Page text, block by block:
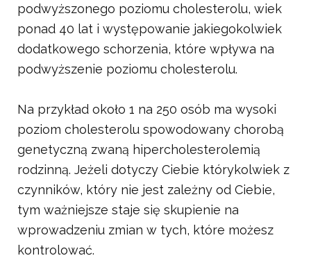
podwyższonego poziomu cholesterolu, wiek
ponad 40 lat i występowanie jakiegokolwiek
dodatkowego schorzenia, które wpływa na
podwyższenie poziomu cholesterolu.
Na przykład około 1 na 250 osób ma wysoki
poziom cholesterolu spowodowany chorobą
genetyczną zwaną hipercholesterolemią
rodzinną. Jeżeli dotyczy Ciebie którykolwiek z
czynników, który nie jest zależny od Ciebie,
tym ważniejsze staje się skupienie na
wprowadzeniu zmian w tych, które możesz
kontrolować.